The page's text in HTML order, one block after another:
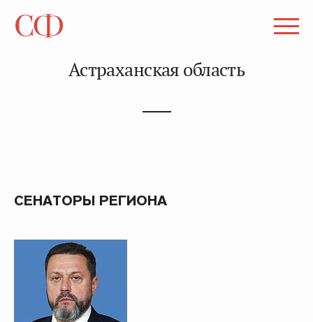
Астраханская область
СЕНАТОРЫ РЕГИОНА